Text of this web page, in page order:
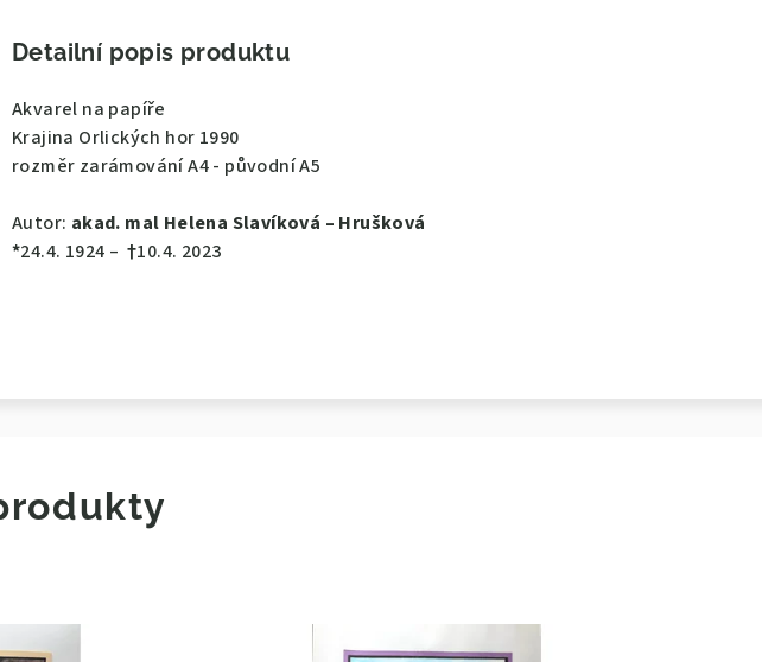
Detailní popis produktu
Akvarel na papíře
Krajina Orlických hor 1990
rozměr zarámování A4 - původní A5
Autor: akad. mal Helena Slavíková – Hrušková
*24.4. 1924 –†10.4. 2023